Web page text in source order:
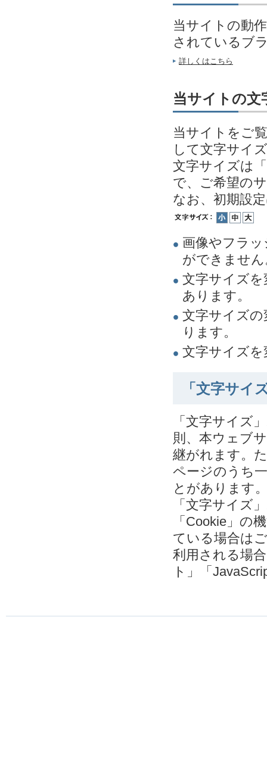
当サイトの動
されているブ
詳しくはこちら
当サイトの文
当サイトをご
して文字サイ
文字サイズは
で、ご希望の
なお、初期設
画像やフラ
ができません
文字サイズ
あります。
文字サイズ
ります。
文字サイズ
「文字サイ
「文字サイズ
則、本ウェブ
継がれます。
ページのうち
とがあります
「文字サイズ
「Cookie」の
ている場合は
利用される場
ト」「